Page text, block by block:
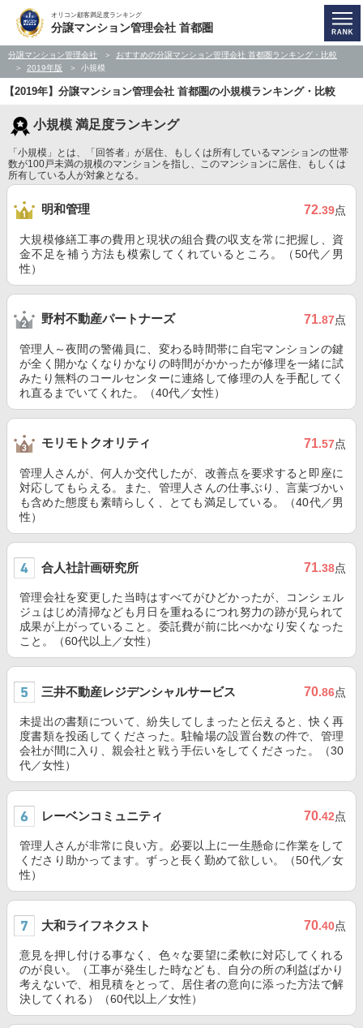
オリコン顧客満足度ランキング
分譲マンション管理会社 首都圏
分譲マンション管理会社
おすすめの分譲マンション管理会社 首都圏ランキング・比較
2019年版
小規模
【2019年】分譲マンション管理会社 首都圏の小規模ランキング・比較
小規模 満足度ランキング
「小規模」とは、「回答者」が居住、もしくは所有しているマンションの世帯
数が100戸未満の規模のマンションを指し、このマンションに居住、もしくは
所有している人が対象となる。
明和管理 72.39点
大規模修繕工事の費用と現状の組合費の収支を常に把握し、資
金不足を補う方法も模索してくれているところ。（50代／男
性）
野村不動産パートナーズ 71.87点
管理人～夜間の警備員に、変わる時間帯に自宅マンションの鍵
が全く開かなくなりかなりの時間がかかったが修理を一緒に試
みたり無料のコールセンターに連絡して修理の人を手配してく
れ直るまでいてくれた。（40代／女性）
モリモトクオリティ 71.57点
管理人さんが、何人か交代したが、改善点を要求すると即座に
対応してもらえる。また、管理人さんの仕事ぶり、言葉づかい
も含めた態度も素晴らしく、とても満足している。（40代／男
性）
合人社計画研究所 71.38点
管理会社を変更した当時はすべてがひどかったが、コンシェル
ジュはじめ清掃なども月日を重ねるにつれ努力の跡が見られて
成果が上がっていること。委託費が前に比べかなり安くなった
こと。（60代以上／女性）
三井不動産レジデンシャルサービス 70.86点
未提出の書類について、紛失してしまったと伝えると、快く再
度書類を投函してくださった。駐輪場の設置台数の件で、管理
会社が間に入り、親会社と戦う手伝いをしてくださった。（30
代／女性）
レーベンコミュニティ 70.42点
管理人さんが非常に良い方。必要以上に一生懸命に作業をして
くださり助かってます。ずっと長く勤めて欲しい。（50代／女
性）
大和ライフネクスト 70.40点
意見を押し付ける事なく、色々な要望に柔軟に対応してくれる
のが良い。（工事が発生した時なども、自分の所の利益ばかり
考えないで、相見積をとって、居住者の意向に添った方法で解
決してくれる）（60代以上／女性）